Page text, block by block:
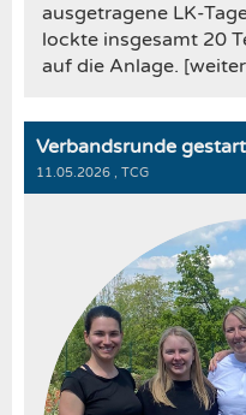
ausgetragene LK-
lockte insgesamt 20
auf die Anlage.
Verbandsrunde
11.05.2026 , TCG